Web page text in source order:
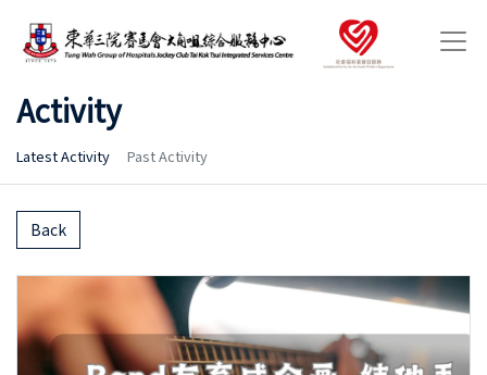
Activity
Latest Activity Past Activity
Back